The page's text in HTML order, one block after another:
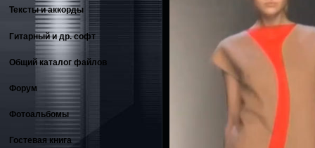
Тексты и аккорды
Гитарный и др. софт
Общий каталог файлов
Форум
Фотоальбомы
Гостевая книга